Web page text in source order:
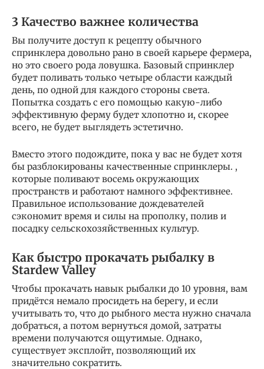
3 Качество важнее количества
Вы получите доступ к рецепту обычного
спринклера довольно рано в своей карьере фермера,
но это своего рода ловушка. Базовый спринклер
будет поливать только четыре области каждый
день, по одной для каждого стороны света.
Попытка создать с его помощью какую-либо
эффективную ферму будет хлопотно и, скорее
всего, не будет выглядеть эстетично.
Вместо этого подождите, пока у вас не будет хотя
бы разблокированы качественные спринклеры. ,
которые поливают восемь окружающих
пространств и работают намного эффективнее.
Правильное использование дождевателей
сэкономит время и силы на прополку, полив и
посадку сельскохозяйственных культур.
Как быстро прокачать рыбалку в
Stardew Valley
Чтобы прокачать навык рыбалки до 10 уровня, вам
придётся немало просидеть на берегу, и если
учитывать то, что до рыбного места нужно сначала
добраться, а потом вернуться домой, затраты
времени получаются ощутимые. Однако,
существует эксплойт, позволяющий их
значительно сократить.